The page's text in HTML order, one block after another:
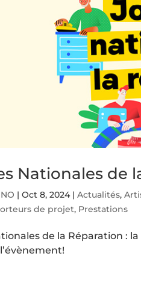
Nationales de
|Oct 8, 2024|Actualités,
de projet, Prestations
de la Réparation :